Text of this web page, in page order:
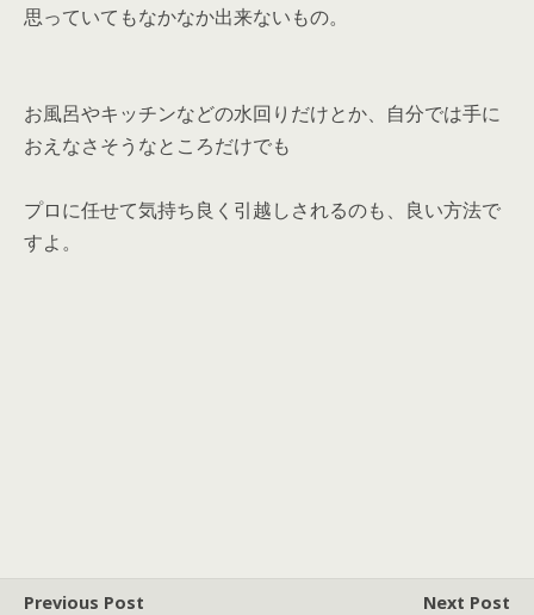
思っていてもなかなか出来ないもの。
お風呂やキッチンなどの水回りだけとか、自分では手に
おえなさそうなところだけでも
プロに任せて気持ち良く引越しされるのも、良い方法で
すよ。
Previous Post
Next Post